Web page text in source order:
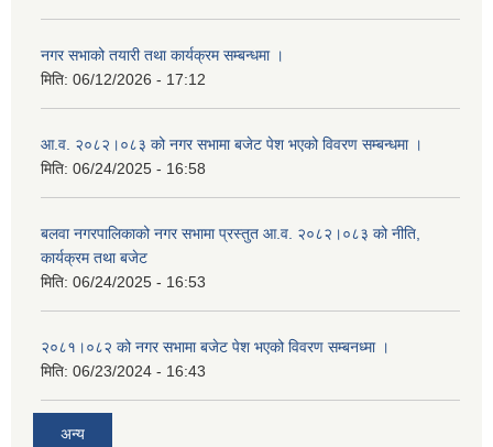
नगर सभाको तयारी तथा कार्यक्रम सम्बन्धमा ।
मिति: 06/12/2026 - 17:12
आ.व. २०८२।०८३ को नगर सभामा बजेट पेश भएको विवरण सम्बन्धमा ।
मिति: 06/24/2025 - 16:58
बलवा नगरपालिकाको नगर सभामा प्रस्तुत आ.व. २०८२।०८३ को नीति,
कार्यक्रम तथा बजेट
मिति: 06/24/2025 - 16:53
२०८१।०८२ को नगर सभामा बजेट पेश भएको विवरण सम्बनध्मा ।
मिति: 06/23/2024 - 16:43
अन्य